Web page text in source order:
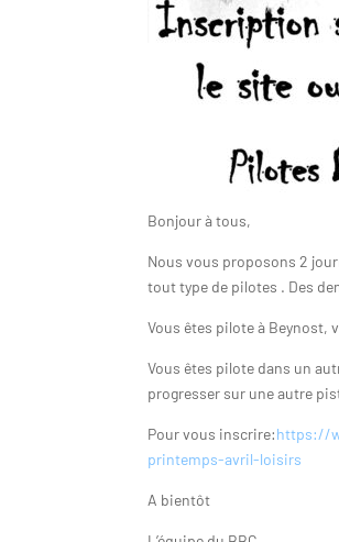
Bonjour à tous,
Nous vous proposons 2
tout type de pilotes . Des
Vous êtes pilote à Beynost,
Vous êtes pilote dans un
progresser sur une autre
Pour vous inscrire:https://
printemps-avril-loisirs
A bientôt